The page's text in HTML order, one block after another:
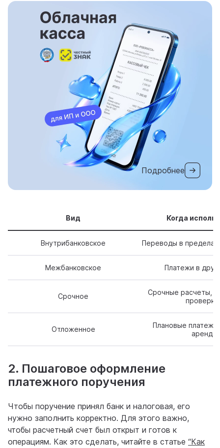
Подробнее
Вид Когда
Внутрибанковское Переводы в пределах
Межбанковское Платежи в
Срочное
Срочные расчеты,
Отложенное
Плановые
аренда
2. Пошаговое оформление
платежного поручения
Чтобы поручение принял банк и налоговая, его
нужно заполнить корректно. Для этого важно,
чтобы расчетный счет был открыт и готов к
операциям. Как это сделать, читайте в статье “Как